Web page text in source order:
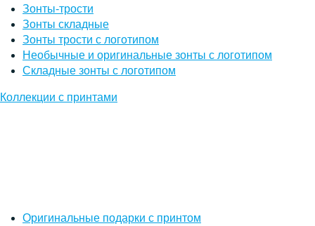
Зонты-трости
Зонты складные
Зонты трости с логотипом
Необычные и оригинальные зонты с логотипом
Складные зонты с логотипом
Коллекции с принтами
Оригинальные подарки с принтом